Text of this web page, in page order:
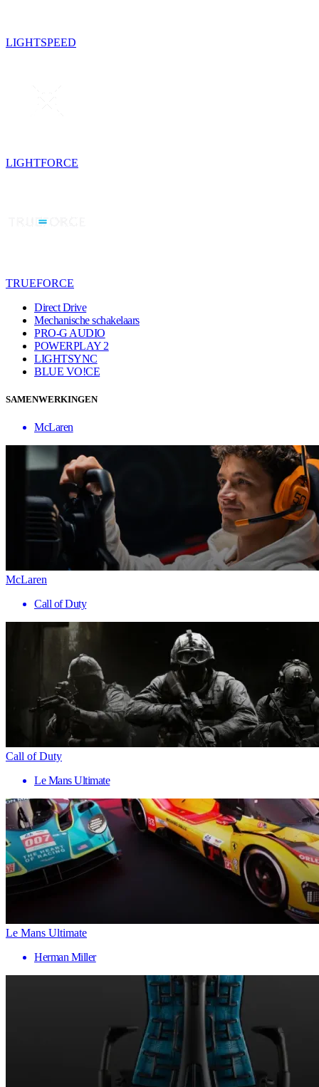
LIGHTSPEED
LIGHTFORCE
TRUEFORCE
Direct Drive
Mechanische schakelaars
PRO-G AUDIO
POWERPLAY 2
LIGHTSYNC
BLUE VO!CE
SAMENWERKINGEN
McLaren
McLaren
Call of Duty
Call of Duty
Le Mans Ultimate
Le Mans Ultimate
Herman Miller